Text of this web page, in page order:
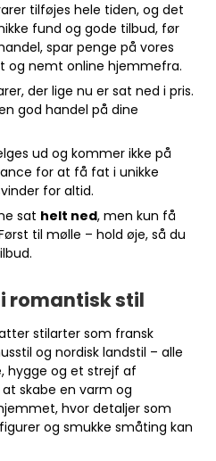
tilføjes hele tiden, og det
fund og gode tilbud, før
spar penge på vores
og nemt online hjemmefra.
der lige nu er sat ned i pris.
god handel på dine
ud og kommer ikke på
for at få fat i unikke
for altid.
sat helt ned, men kun få
til mølle – hold øje, så du
romantisk stil
stilarter som fransk
og nordisk landstil – alle
hygge og et strejf af
skabe en varm og
hvor detaljer som
og smukke småting kan